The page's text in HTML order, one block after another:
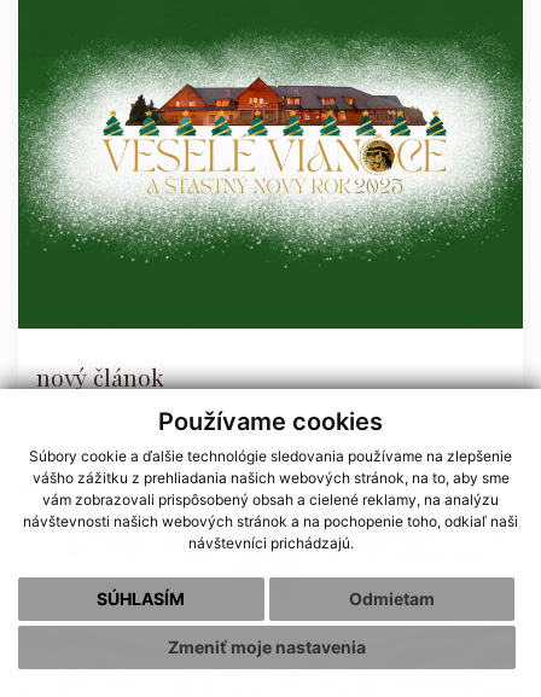
Používame cookies
Súbory cookie a ďalšie technológie sledovania používame na zlepšenie
vášho zážitku z prehliadania našich webových stránok, na to, aby sme
vám zobrazovali prispôsobený obsah a cielené reklamy, na analýzu
návštevnosti našich webových stránok a na pochopenie toho, odkiaľ naši
návštevníci prichádzajú.
SÚHLASÍM Odmietam
Zmeniť moje nastavenia
nový článok